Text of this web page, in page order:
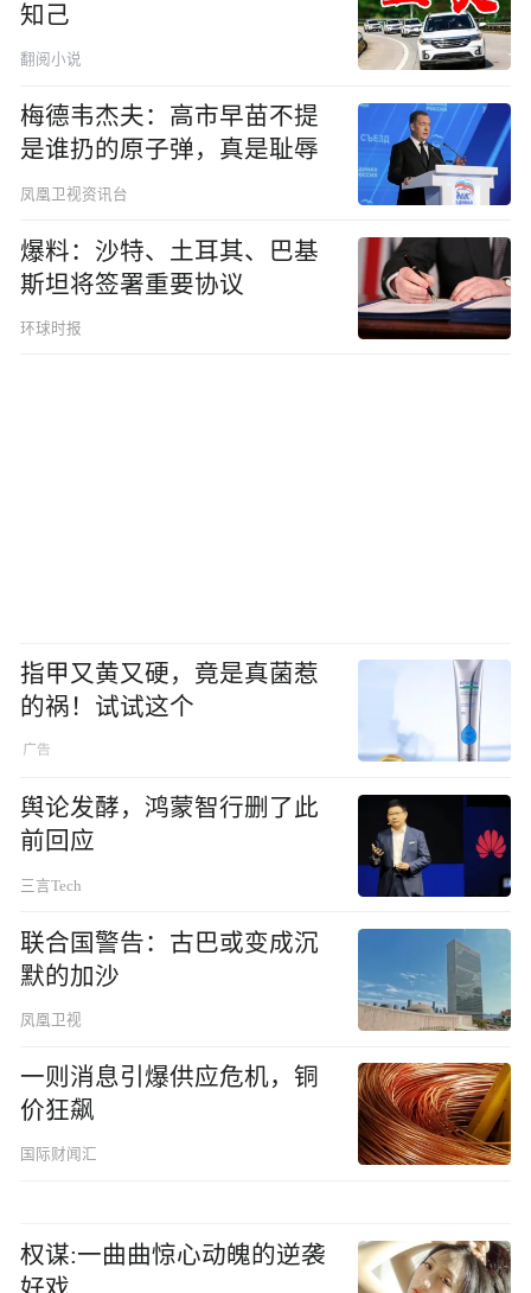
知己
翻阅小说
梅德韦杰夫：高市早苗不提
是谁扔的原子弹，真是耻辱
凤凰卫视资讯台
爆料：沙特、土耳其、巴基
斯坦将签署重要协议
环球时报
指甲又黄又硬，竟是真菌惹
的祸！试试这个
舆论发酵，鸿蒙智行删了此
前回应
三言Tech
联合国警告：古巴或变成沉
默的加沙
凤凰卫视
一则消息引爆供应危机，铜
价狂飙
国际财闻汇
权谋:一曲曲惊心动魄的逆袭